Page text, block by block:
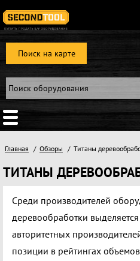
Поиск на карте
Главная Обзоры Титаны
ТИТАНЫ
Среди производителей
деревообработки
авторитетных
позиции в рейтингах